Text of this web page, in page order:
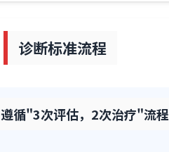
诊断标准流程
遵循"3次评估，2次治疗"流程